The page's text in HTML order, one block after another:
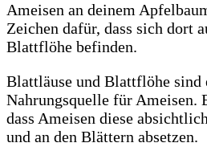
Ameisen an deinem
Zeichen dafür, dass sich dort
Blattflöhe befinden.
Blattläuse und Blattflöhe sind
Nahrungsquelle für Ameisen.
dass Ameisen diese
und an den Blättern absetzen.